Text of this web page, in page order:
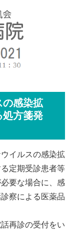
療
時
00～
12：
の感染拡
処方箋発
イルスの感染拡
定期受診患者等
要な場合に、感
察による医薬品
再診の受付をい